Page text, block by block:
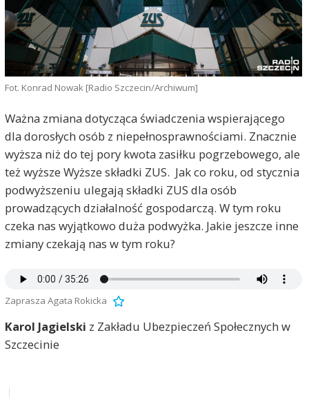
Fot. Konrad Nowak [Radio Szczecin/Archiwum]
Ważna zmiana dotycząca świadczenia wspierającego
dla dorosłych osób z niepełnosprawnościami. Znacznie
wyższa niż do tej pory kwota zasiłku pogrzebowego, ale
też wyższe Wyższe składki ZUS. Jak co roku, od stycznia
podwyższeniu ulegają składki ZUS dla osób
prowadzących działalność gospodarczą. W tym roku
czeka nas wyjątkowo duża podwyżka. Jakie jeszcze inne
zmiany czekają nas w tym roku?
Zaprasza Agata Rokicka
Karol Jagielski z Zakładu Ubezpieczeń Społecznych w
Szczecinie